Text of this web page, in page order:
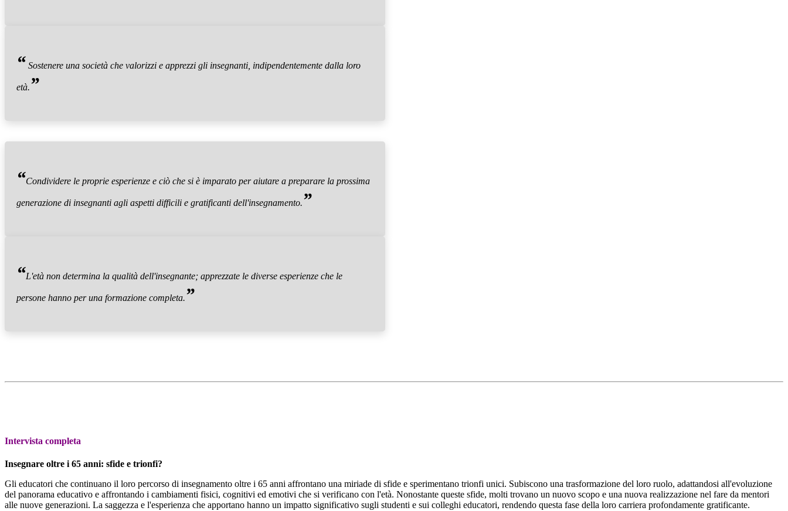
“ Sostenere una società che valorizzi e apprezzi gli insegnanti, indipendentemente dalla loro
età.”
“Condividere le proprie esperienze e ciò che si è imparato per aiutare a preparare la prossima
generazione di insegnanti agli aspetti difficili e gratificanti dell'insegnamento.”
“L'età non determina la qualità dell'insegnante; apprezzate le diverse esperienze che le
persone hanno per una formazione completa.”
Intervista completa
Insegnare oltre i 65 anni: sfide e trionfi?
Gli educatori che continuano il loro percorso di insegnamento oltre i 65 anni affrontano una miriade di sfide e sperimentano trionfi unici. Subiscono una trasformazione del loro ruolo, adattandosi all'evoluzione
del panorama educativo e affrontando i cambiamenti fisici, cognitivi ed emotivi che si verificano con l'età. Nonostante queste sfide, molti trovano un nuovo scopo e una nuova realizzazione nel fare da mentori
alle nuove generazioni. La saggezza e l'esperienza che apportano hanno un impatto significativo sugli studenti e sui colleghi educatori, rendendo questa fase della loro carriera profondamente gratificante.